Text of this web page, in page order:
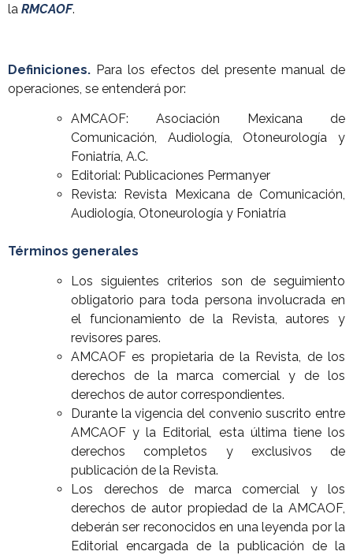
la RMCAOF.
Definiciones. Para los efectos del presente manual de
operaciones, se entenderá por:
AMCAOF: Asociación Mexicana de
Comunicación, Audiología, Otoneurología y
Foniatría, A.C.
Editorial: Publicaciones Permanyer
Revista: Revista Mexicana de Comunicación,
Audiología, Otoneurología y Foniatría
Términos generales
Los siguientes criterios son de seguimiento
obligatorio para toda persona involucrada en
el funcionamiento de la Revista, autores y
revisores pares.
AMCAOF es propietaria de la Revista, de los
derechos de la marca comercial y de los
derechos de autor correspondientes.
Durante la vigencia del convenio suscrito entre
AMCAOF y la Editorial, esta última tiene los
derechos completos y exclusivos de
publicación de la Revista.
Los derechos de marca comercial y los
derechos de autor propiedad de la AMCAOF,
deberán ser reconocidos en una leyenda por la
Editorial encargada de la publicación de la